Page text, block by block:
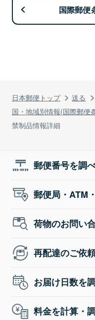
日本郵便トップ 送る
国・地域別情報(国際郵便
禁制品情報詳細
国際郵便
郵便番号を調
郵便局・ATM
荷物のお問い
再配達のご依
お届け日数を
料金を計算・